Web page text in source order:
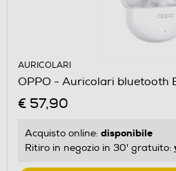
AURICOLARI
OPPO - Auricolari bluetooth
€ 57,90
Acquisto online: disponibile
Ritiro in negozio in 30' gratuito: